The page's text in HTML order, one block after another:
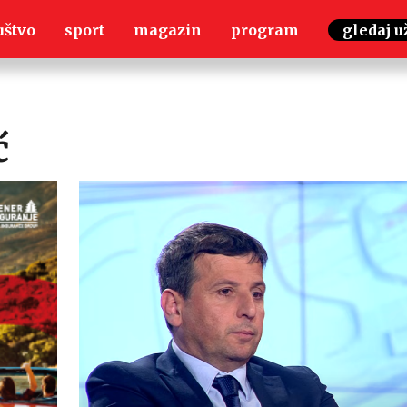
sport magazin program gledaj